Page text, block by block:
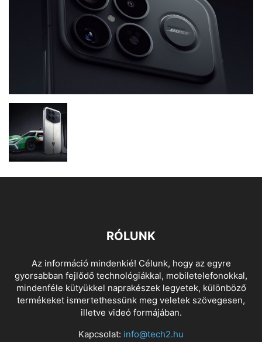
RÓLUNK
Az információ mindenkié! Célunk, hogy az egyre
gyorsabban fejlődő technológiákkal, mobiletelefonokkal,
mindenféle kütyükkel naprakészek legyetek, különböző
termékeket ismertethessünk meg veletek szövegesen,
illetve videó formájában.
Kapcsolat: info@tech2.hu